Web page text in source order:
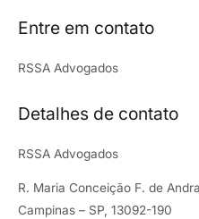
credores
negociar
Entre em contato
RSSA Advogados
Detalhes de contato
RSSA Advogados
R. Maria Conceição F. de
Campinas – SP, 13092-190